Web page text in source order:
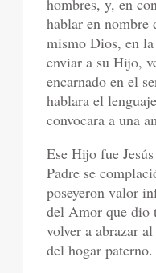
hombres, y, en
hablar en nombre
mismo Dios, en
enviar a su Hijo,
encarnado en el
hablara el
convocara a una
Ese Hijo fue
Padre se
poseyeron valor
del Amor que dio
volver a abrazar
del hogar paterno.